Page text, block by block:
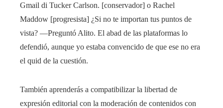
Gmail di Tucker Carlson. [conservador] o Rachel
Maddow [progresista] ¿Si no te importan tus puntos de
vista? —Preguntó Alito. El abad de las plataformas lo
defendió, aunque yo estaba convencido de que ese no era
el quid de la cuestión.
También aprenderás a compatibilizar la libertad de
expresión editorial con la moderación de contenidos con